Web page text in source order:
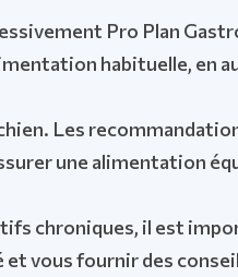
Pro Plan
habituelle, en
Les
une alimentation
chroniques, il est
vous fournir des